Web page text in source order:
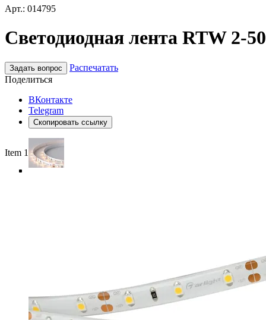
Арт.: 014795
Светодиодная лента RTW 2-
Задать вопрос
Распечатать
Поделиться
ВКонтакте
Telegram
Скопировать ссылку
Item 1 of 5